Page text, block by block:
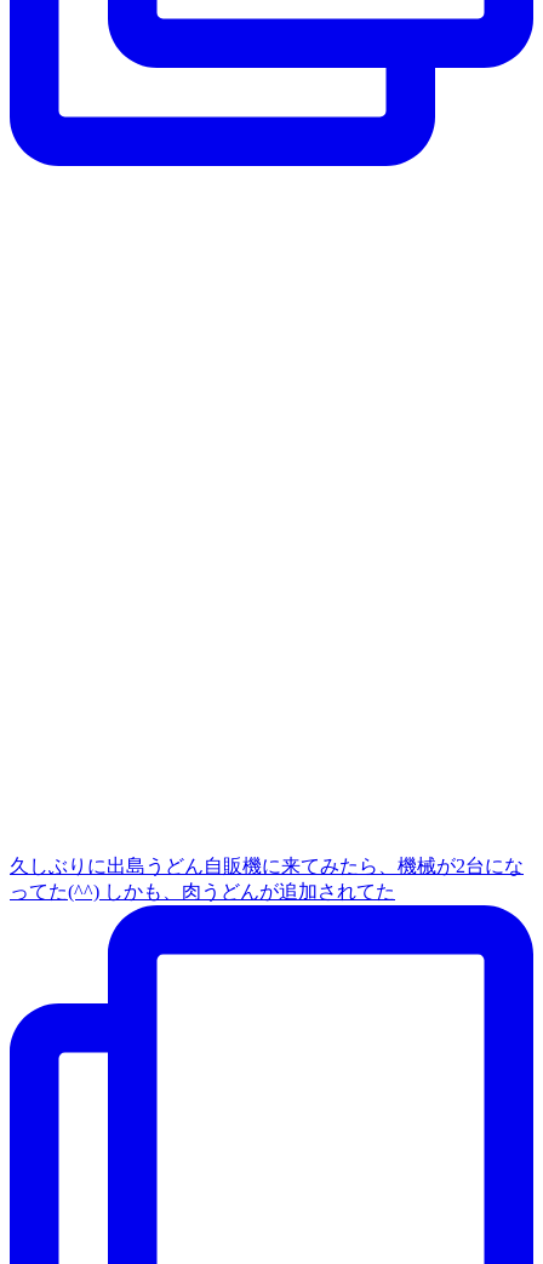
久しぶりに出島うどん自販機に来てみたら、機械が2台にな
ってた(^^) しかも、肉うどんが追加されてた